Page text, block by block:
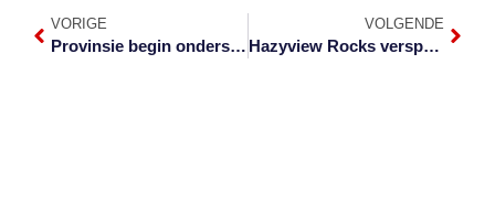
VORIGE
Provinsie begin ondersteuningsfonds vir toerisme betaal
VOLGENDE
Hazyview Rocks versprei vreugde